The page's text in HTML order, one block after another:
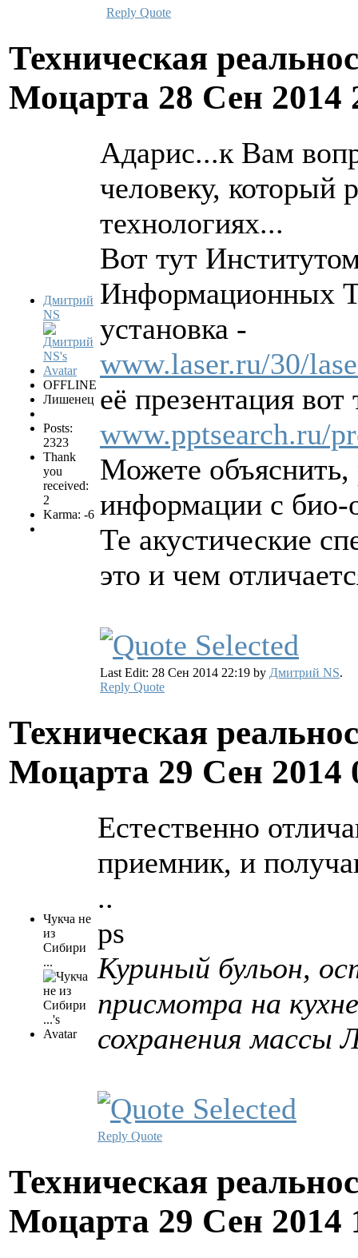
Reply Quote
Техническая
Моцарта 28 Сен 2014
Дмитрий
NS
OFFLINE
Лишенец
Posts:
2323
Thank
you
received:
2
Karma: -6
Адарис...к Вам
человеку, который
технологиях...
Вот тут
Информационных
установка -
www.laser.ru/30/
её презентация вот
www.pptsearch.ru/
Можете объяснить,
информации с био-
Те акустические
это и чем
Last Edit: 28 Сен 2014 22:19 by Дмитрий NS.
Reply Quote
Техническая
Моцарта 29 Сен 2014
Чукча не
из
Сибири
...
Естественно
приемник, и
..
ps
Куриный бульон,
присмотра на
сохранения массы
Reply Quote
Техническая
Моцарта 29 Сен 2014